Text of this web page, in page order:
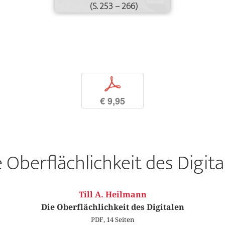
(S. 253 – 266)
p
€ 9,95
Oberflächlichkeit des
Till A. Heilmann
Die Oberflächlichkeit des Digitalen
PDF, 14 Seiten